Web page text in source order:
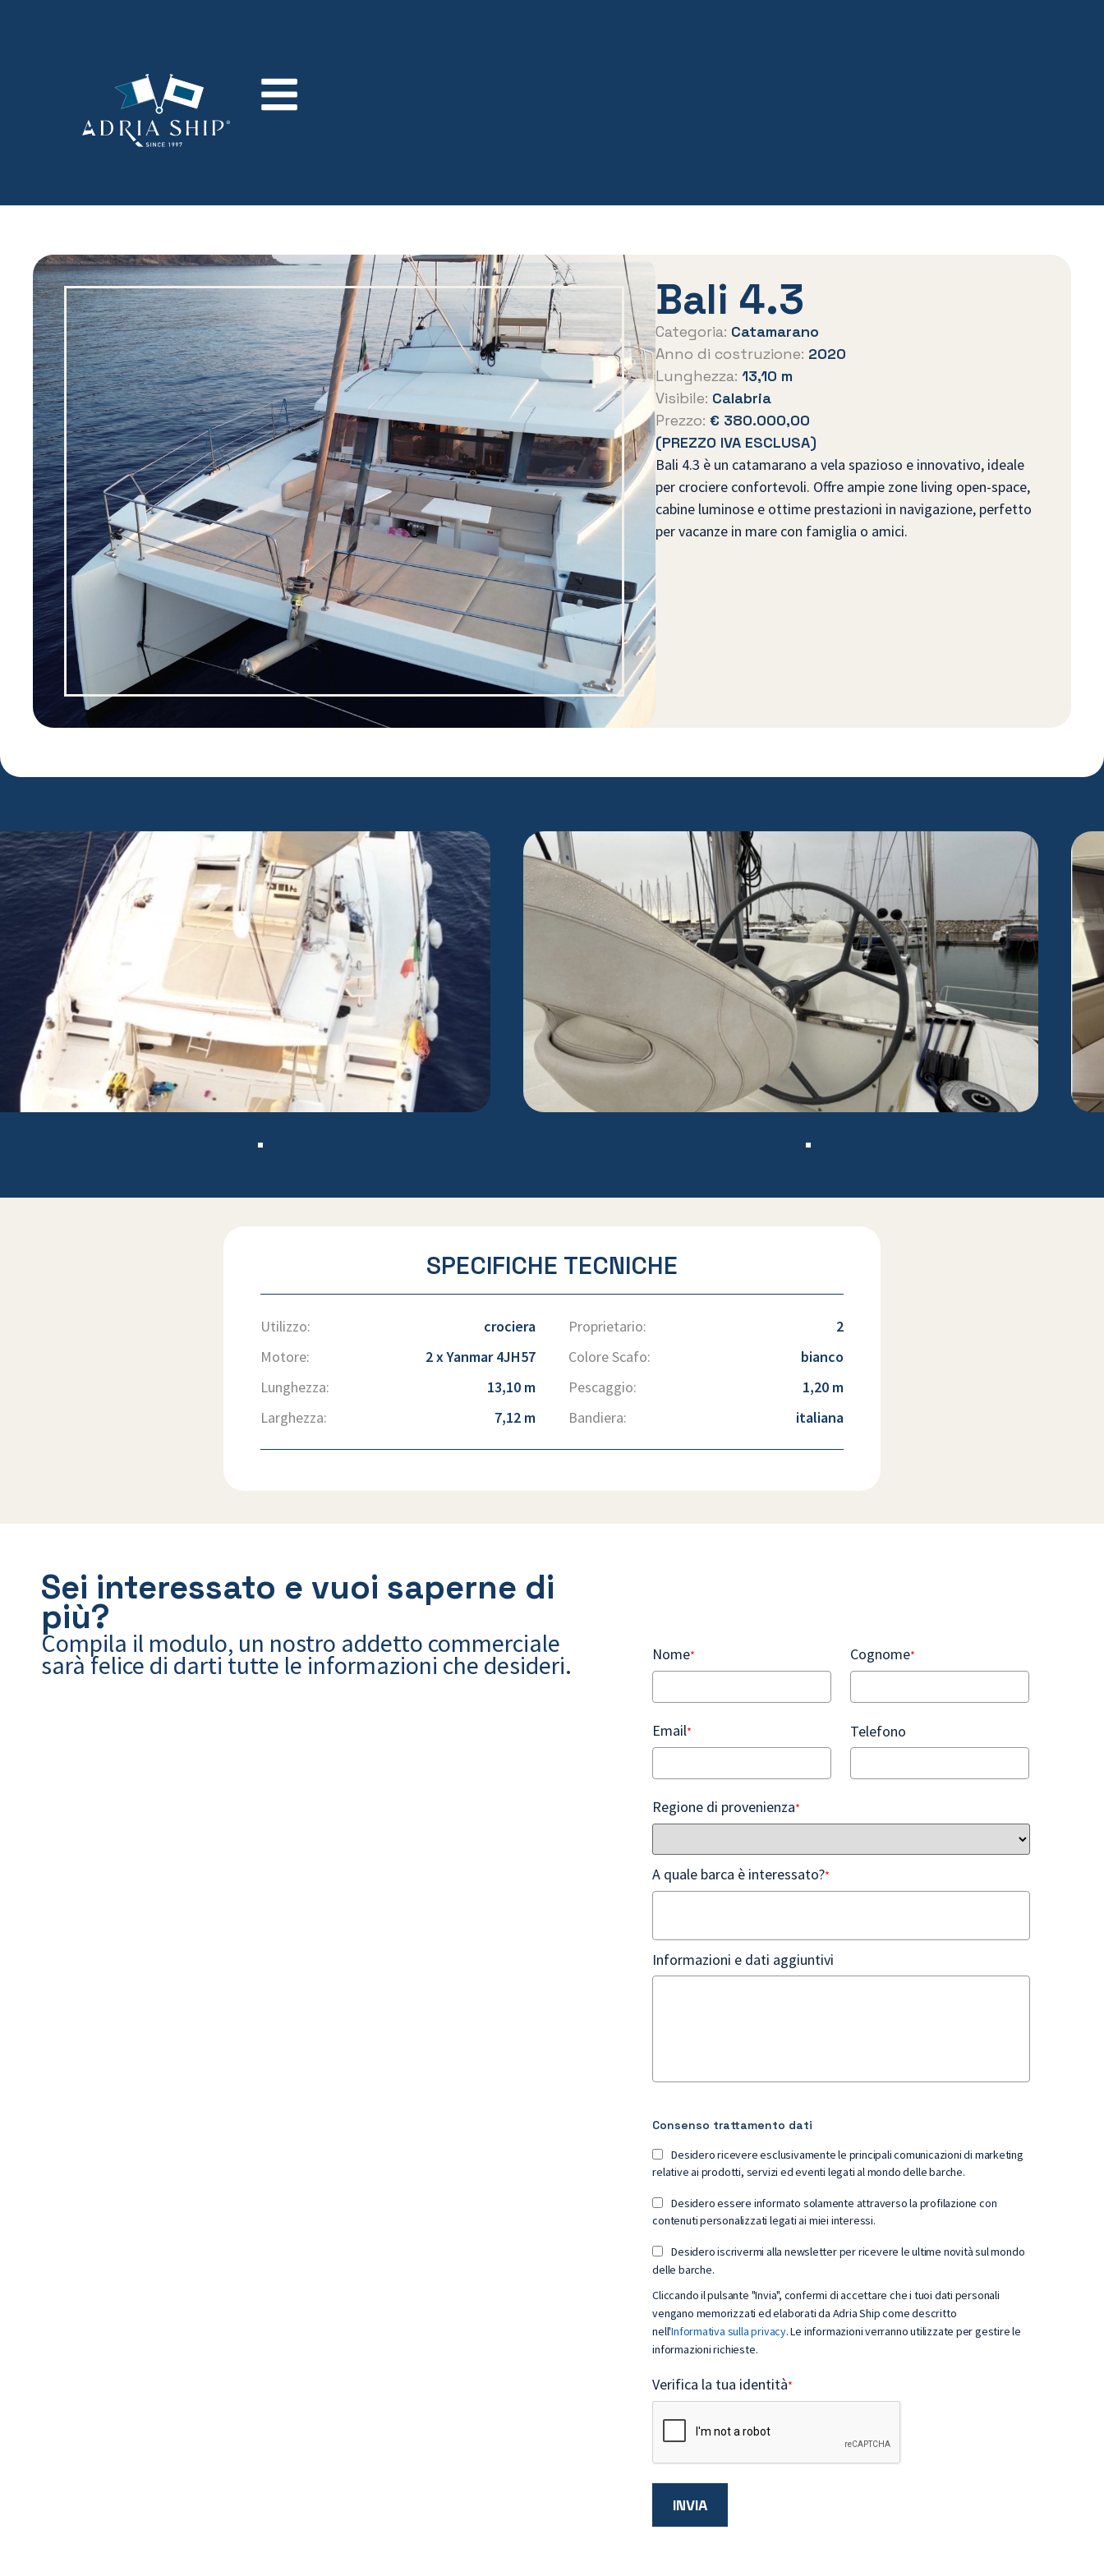
Bali 4.3
Categoria: Catamarano
Anno di costruzione: 2020
Lunghezza: 13,10 m
Visibile: Calabria
Prezzo: € 380.000,00
(PREZZO IVA ESCLUSA)
Bali 4.3 è un catamarano a vela spazioso e innovativo, ideale
per crociere confortevoli. Offre ampie zone living open-space,
cabine luminose e ottime prestazioni in navigazione, perfetto
per vacanze in mare con famiglia o amici.
SPECIFICHE TECNICHE
Utilizzo: crociera Proprietario:
2
Motore:
2 x Yanmar 4JH57 Colore Scafo:
bianco
Lunghezza:
13,10 m Pescaggio:
1,20 m
Larghezza:
7,12 m Bandiera: italiana
Sei interessato e vuoi saperne di
più?
Compila il modulo, un nostro addetto commerciale
sarà felice di darti tutte le informazioni che desideri. Nome* Cognome*
Email* Telefono
Regione di provenienza*
A quale barca è interessato?*
Informazioni e dati aggiuntivi
Consenso trattamento dati
Desidero ricevere esclusivamente le principali comunicazioni di marketing
relative ai prodotti, servizi ed eventi legati al mondo delle barche.
Desidero essere informato solamente attraverso la profilazione con
contenuti personalizzati legati ai miei interessi.
Desidero iscrivermi alla newsletter per ricevere le ultime novità sul mondo
delle barche.
Cliccando il pulsante "Invia", confermi di accettare che i tuoi dati personali
vengano memorizzati ed elaborati da Adria Ship come descritto
nell'Informativa sulla privacy. Le informazioni verranno utilizzate per gestire le
informazioni richieste.
Verifica la tua identità*
INVIA